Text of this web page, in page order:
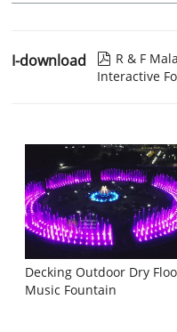
I-download  R & F
Interactive
Decking Outdoor Dry
Music Fountain